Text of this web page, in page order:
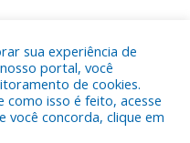
sua experiência de
portal, você
de cookies.
como isso é feito, acesse
você concorda, clique em